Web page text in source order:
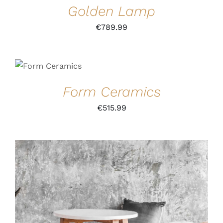
Golden Lamp
€789.99
mit5.00von 5
WARENKORB
Form Ceramics
€515.99